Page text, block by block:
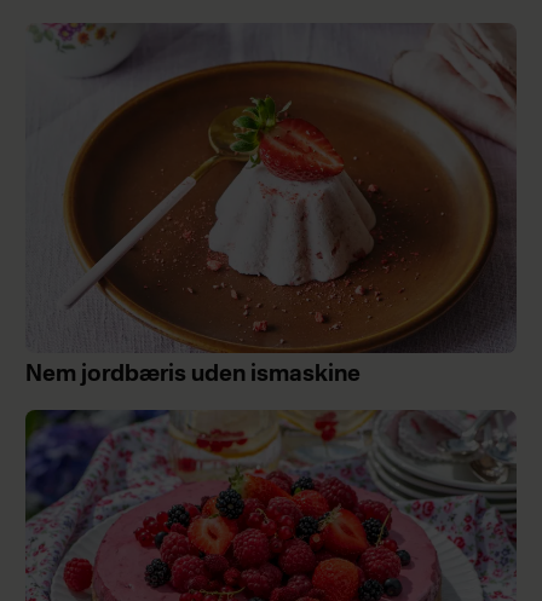
Nem jordbæris uden ismaskine